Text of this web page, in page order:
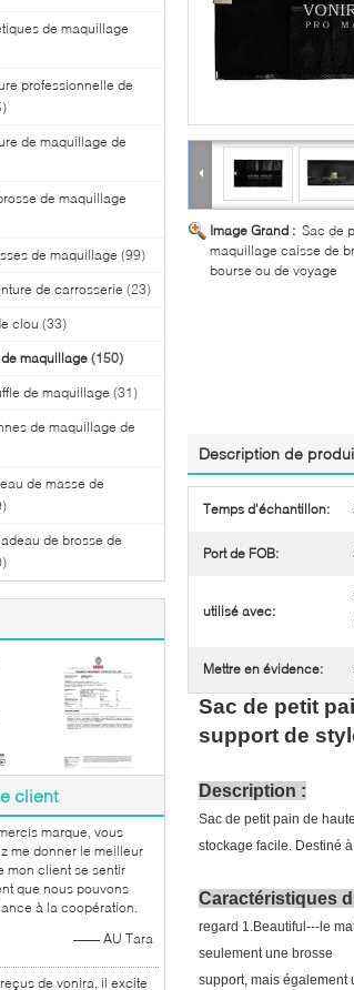
de maquillage
professionnelle de
de maquillage de
de maquillage
de maquillage (99)
de carrosserie (23)
clou (33)
maquillage (150)
de maquillage (31)
de maquillage de
de masse de
de brosse de
client
marque, vous
me donner le meilleur
mon client se sentir
que nous pouvons
à la coopération.
—— AU Tara
de vonira, il excite
Image Grand : Sac de
maquillage caisse de
bourse ou de voyage
Description de
Temps d'échantillon:
Port de FOB:
utilisé avec:
Mettre en évidence:
Sac de petit
support de
Description :
Sac de petit pain de
stockage facile. Destiné
Caractéristiques
regard 1.Beautiful---le
seulement une brosse
support, mais également